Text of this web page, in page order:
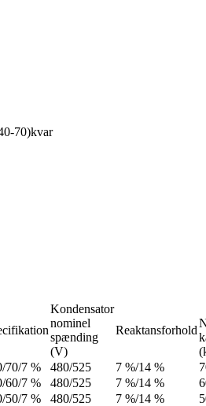
70)kvar
Kondensator
nominel
spænding
(V)
Reaktansforhold
70/7 % 480/525 7 %/14 %
60/7 %
480/525 7 %/14 %
50/7 %
480/525 7 %/14 %